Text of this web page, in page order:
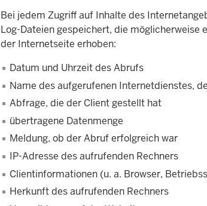
Bei jedem Zugriff auf Inhalte des
Log-Dateien gespeichert, die möglicherweise
der Internetseite erhoben:
Datum und Uhrzeit des Abrufs
Name des aufgerufenen Internetdienstes,
Abfrage, die der Client gestellt hat
übertragene Datenmenge
Meldung, ob der Abruf erfolgreich war
IP-Adresse des aufrufenden Rechners
Clientinformationen (u. a. Browser,
Herkunft des aufrufenden Rechners